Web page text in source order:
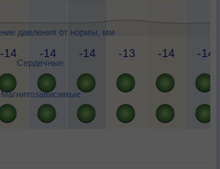
давления от нормы, мм
Сердечные
Магнитозависимые
-14 -14 -14 -13 -14 -14